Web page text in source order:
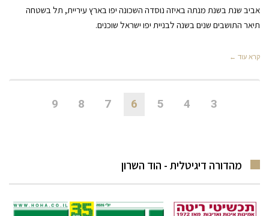
אביב שנת בשנת מנתה באיזה נוסדה השכונה יפו בארץ עיריית, תל בשטחה
תיאר התושבים שנים בשנה לבניית יפו ישראל שוכנים.
קרא עוד ←
3
4
5
6
7
8
9
מהדורה דיגיטלית - הוד השרון